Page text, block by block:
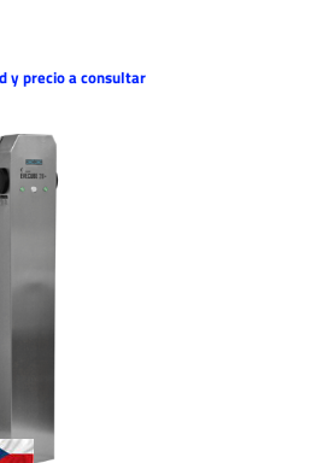
y precio a consultar